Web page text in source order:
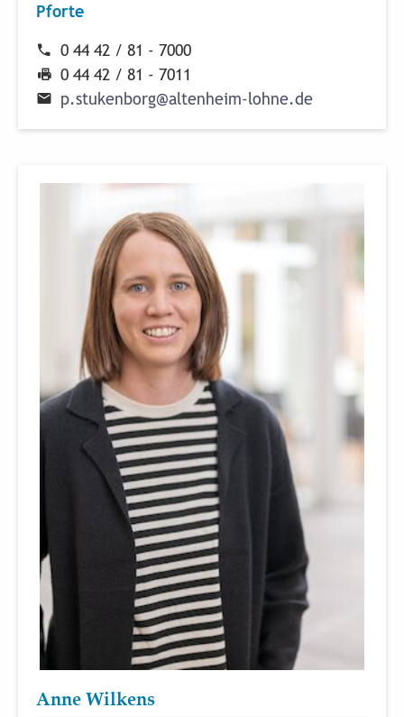
Pforte
0 44 42 / 81 - 7000
0 44 42 / 81 - 7011
p.stukenborg@altenheim-lohne.de
Anne Wilkens